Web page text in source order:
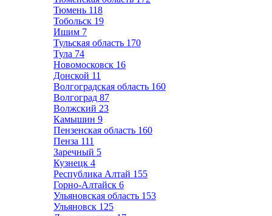
Тюмень 118
Тобольск 19
Ишим 7
Тульская область 170
Тула 74
Новомосковск 16
Донской 11
Волгоградская область 160
Волгоград 87
Волжский 23
Камышин 9
Пензенская область 160
Пенза 111
Заречный 5
Кузнецк 4
Республика Алтай 155
Горно-Алтайск 6
Ульяновская область 153
Ульяновск 125